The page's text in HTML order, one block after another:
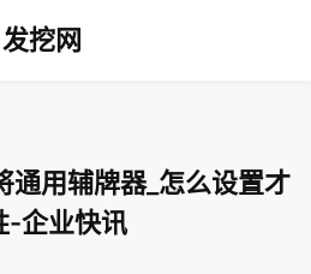
发挖网
通用辅牌器_怎么设置才
-企业快讯